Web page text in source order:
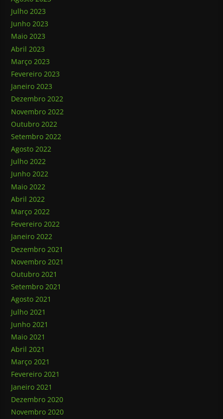
Julho 2023
Junho 2023
Maio 2023
Abril 2023
Março 2023
Fevereiro 2023
Janeiro 2023
Dezembro 2022
Novembro 2022
Outubro 2022
Setembro 2022
Agosto 2022
Julho 2022
Junho 2022
Maio 2022
Abril 2022
Março 2022
Fevereiro 2022
Janeiro 2022
Dezembro 2021
Novembro 2021
Outubro 2021
Setembro 2021
Agosto 2021
Julho 2021
Junho 2021
Maio 2021
Abril 2021
Março 2021
Fevereiro 2021
Janeiro 2021
Dezembro 2020
Novembro 2020